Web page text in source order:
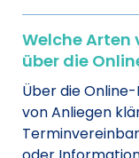
Welche Arten
über die
Über die
von Anliegen